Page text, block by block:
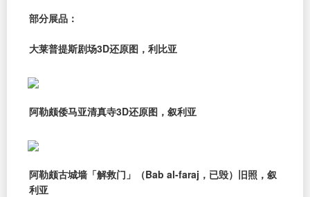
部分展品：
大莱普提斯剧场3D还原图，利比亚
阿勒颇倭马亚清真寺3D还原图，叙利亚
阿勒颇古城墙「解救门」（Bab al-faraj，已毁）旧照，叙
利亚